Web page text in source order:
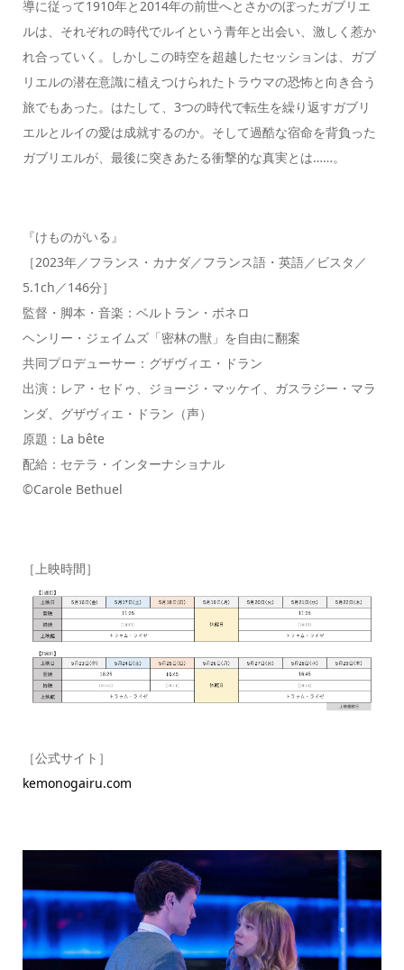
導に従って1910年と2014年の前世へとさかのぼったガブリエ
ルは、それぞれの時代でルイという青年と出会い、激しく惹か
れ合っていく。しかしこの時空を超越したセッションは、ガブ
リエルの潜在意識に植えつけられたトラウマの恐怖と向き合う
旅でもあった。はたして、3つの時代で転生を繰り返すガブリ
エルとルイの愛は成就するのか。そして過酷な宿命を背負った
ガブリエルが、最後に突きあたる衝撃的な真実とは……。
『けものがいる』
［2023年／フランス・カナダ／フランス語・英語／ビスタ／
5.1ch／146分］
監督・脚本・音楽：ベルトラン・ボネロ
ヘンリー・ジェイムズ「密林の獣」を自由に翻案
共同プロデューサー：グザヴィエ・ドラン
出演：レア・セドゥ、ジョージ・マッケイ、ガスラジー・マラ
ンダ、グザヴィエ・ドラン（声）
原題：La bête
配給：セテラ・インターナショナル
©Carole Bethuel
［上映時間］
［公式サイト］
kemonogairu.com